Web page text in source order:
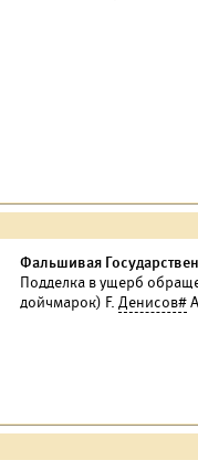
Фальшивая
Подделка в ущерб
дойчмарок) F. Денисов#